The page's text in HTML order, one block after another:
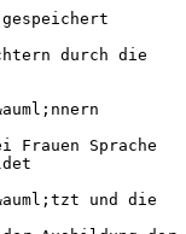
durch die
Frauen Sprache
und die